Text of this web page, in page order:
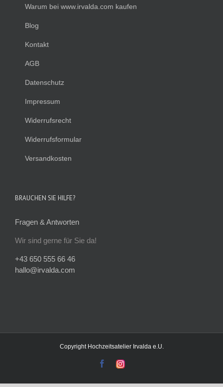
Warum bei www.irvalda.com kaufen
Blog
Kontakt
AGB
Datenschutz
Impressum
Widerrufsrecht
Widerrufsformular
Versandkosten
BRAUCHEN SIE HILFE?
Fragen & Antworten
Wir sind gerne für Sie da!
+43 650 555 66 46
hallo@irvalda.com
Copyright Hochzeitsatelier Irvalda e.U.
facebookinstagram